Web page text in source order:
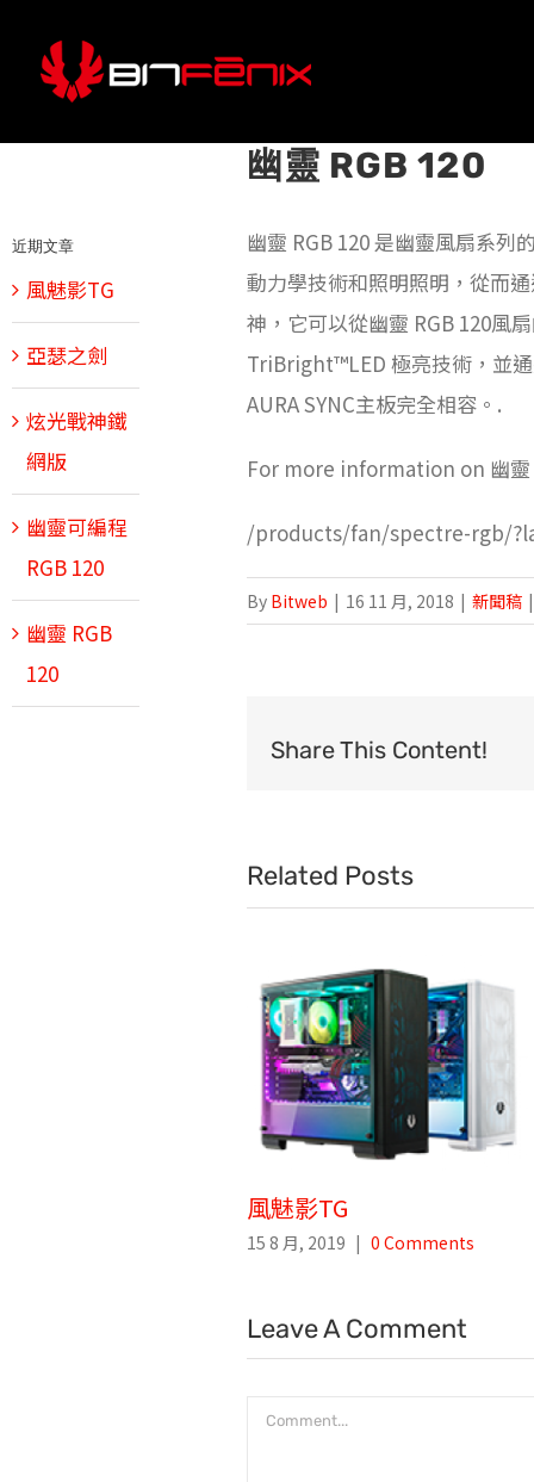
content
幽靈 RGB 120
幽靈 RGB 120 是幽靈風扇系列
動力學技術和照明照明，從而
神，它可以從幽靈 RGB 120風
TriBright™LED 極亮技術，並通
AURA SYNC主板完全相容。.
For more information on 幽靈
/products/fan/spectre-rgb/
By Bitweb | 16 11 月, 2018 | 新聞稿 |
Share This Content!
Related Posts
風魅影TG
15 8 月, 2019 | 0 Comments
Leave A Comment
Comment
近期文章
風魅影TG
亞瑟之劍
炫光戰神鐵
網版
幽靈可編程
RGB 120
幽靈 RGB
120